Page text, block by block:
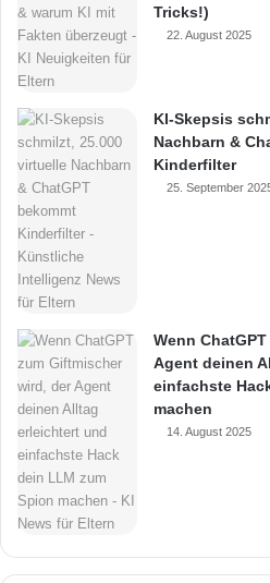
Tricks!)
22. August 2025
KI-Skepsis
Nachbarn &
Kinderfilter
25. September
Wenn
Agent deinen
einfachste
machen
14. August 2025